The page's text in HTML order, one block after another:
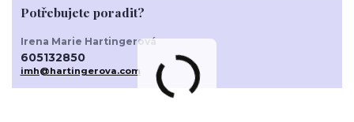
Potřebujete poradit?
Irena Marie Hartingerová
605132850
imh@hartingerova.com